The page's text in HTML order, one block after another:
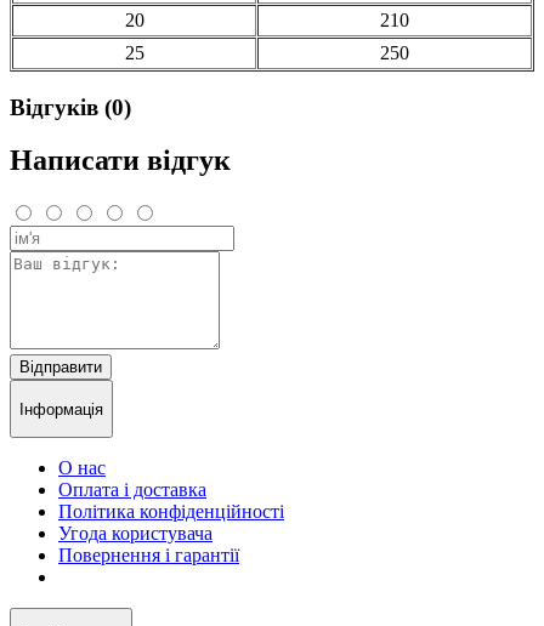
20
210
25
250
Відгуків (0)
Написати відгук
Відправити
Інформація
О нас
Оплата і доставка
Політика конфіденційності
Угода користувача
Повернення і гарантії